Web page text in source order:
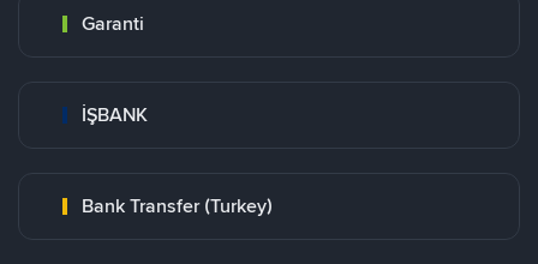
Garanti
İŞBANK
Bank Transfer (Turkey)